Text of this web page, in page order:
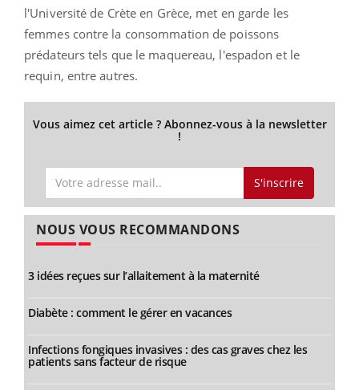
l'Université de Crète en Grèce, met en garde les
femmes contre la consommation de poissons
prédateurs tels que le maquereau, l'espadon et le
requin, entre autres.
Vous aimez cet article ? Abonnez-vous à la newsletter
!
S'inscrire
NOUS VOUS RECOMMANDONS
3 idées reçues sur l’allaitement à la maternité
Diabète : comment le gérer en vacances
Infections fongiques invasives : des cas graves chez les
patients sans facteur de risque